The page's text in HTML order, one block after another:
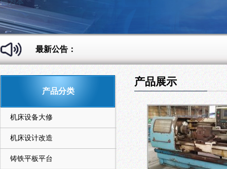
最新公告：
产品分类
机床设备大修
机床设计改造
铸铁平板平台
产品展示